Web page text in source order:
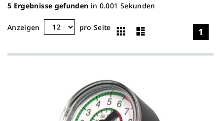
5 Ergebnisse gefunden in 0.001 Sekunden
Anzeigen pro Seite 1
Ansicht
Raster